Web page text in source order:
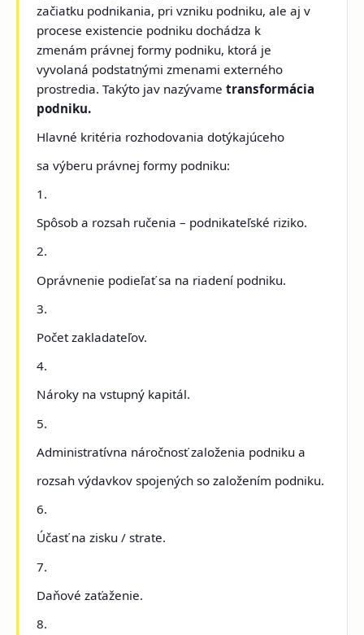
začiatku podnikania, pri vzniku podniku, ale aj v
procese existencie podniku dochádza k
zmenám právnej formy podniku, ktorá je
vyvolaná podstatnými zmenami externého
prostredia. Takýto jav nazývametransformácia
podniku.
Hlavné kritéria rozhodovania dotýkajúceho
sa výberu právnej formy podniku:
1.
Spôsob a rozsah ručenia – podnikateľské riziko.
2.
Oprávnenie podieľať sa na riadení podniku.
3.
Počet zakladateľov.
4.
Nároky na vstupný kapitál.
5.
Administratívna náročnosť založenia podniku a
rozsah výdavkov spojených so založením podniku.
6.
Účasť na zisku / strate.
7.
Daňové zaťaženie.
8.